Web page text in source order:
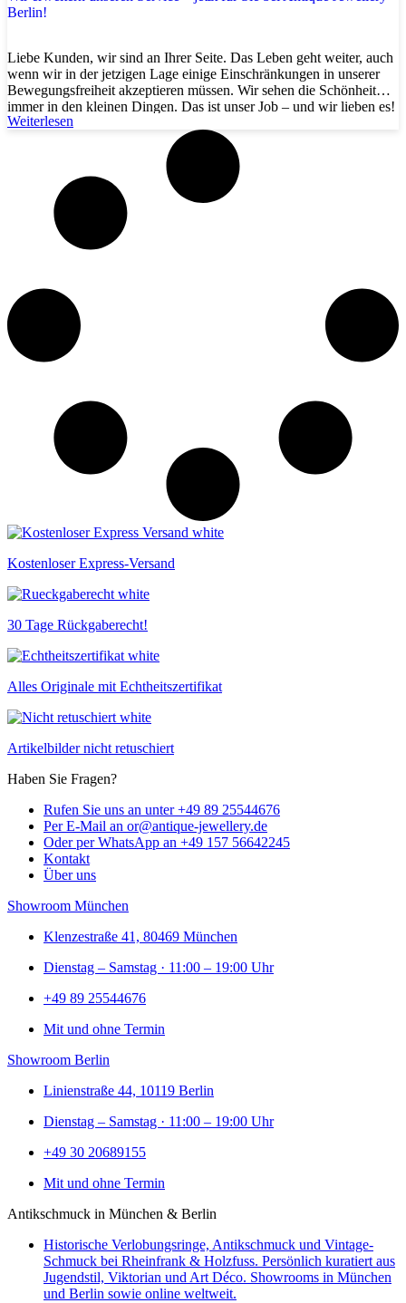
Berlin!
Liebe Kunden, wir sind an Ihrer Seite. Das Leben geht weiter, auch
wenn wir in der jetzigen Lage einige Einschränkungen in unserer
Bewegungsfreiheit akzeptieren müssen. Wir sehen die Schönheit
immer in den kleinen Dingen. Das ist unser Job – und wir lieben es!
Auch wenn das Treffen mit Familie und Freunden derzeit schwierig
Weiterlesen
Kostenloser Express-Versand
30 Tage Rückgaberecht!
Alles Originale mit Echtheitszertifikat
Artikelbilder nicht retuschiert
Haben Sie Fragen?
Rufen Sie uns an unter +49 89 25544676
Per E-Mail an or@antique-jewellery.de
Oder per WhatsApp an +49 157 56642245
Kontakt
Über uns
Showroom München
Klenzestraße 41, 80469 München
Dienstag – Samstag · 11:00 – 19:00 Uhr
+49 89 25544676
Mit und ohne Termin
Showroom Berlin
Linienstraße 44, 10119 Berlin
Dienstag – Samstag · 11:00 – 19:00 Uhr
+49 30 20689155
Mit und ohne Termin
Antikschmuck in München & Berlin
Historische Verlobungsringe, Antikschmuck und Vintage-
Schmuck bei Rheinfrank & Holzfuss. Persönlich kuratiert aus
Jugendstil, Viktorian und Art Déco. Showrooms in München
und Berlin sowie online weltweit.